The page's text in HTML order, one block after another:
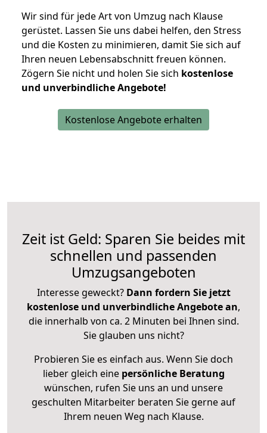
Wir sind für jede Art von Umzug nach Klause
gerüstet. Lassen Sie uns dabei helfen, den Stress
und die Kosten zu minimieren, damit Sie sich auf
Ihren neuen Lebensabschnitt freuen können.
Zögern Sie nicht und holen Sie sich kostenlose
und unverbindliche Angebote!
Kostenlose Angebote erhalten
Zeit ist Geld: Sparen Sie beides mit
schnellen und passenden
Umzugsangeboten
Interesse geweckt? Dann fordern Sie jetzt
kostenlose und unverbindliche Angebote an,
die innerhalb von ca. 2 Minuten bei Ihnen sind.
Sie glauben uns nicht?
Probieren Sie es einfach aus. Wenn Sie doch
lieber gleich eine persönliche Beratung
wünschen, rufen Sie uns an und unsere
geschulten Mitarbeiter beraten Sie gerne auf
Ihrem neuen Weg nach Klause.